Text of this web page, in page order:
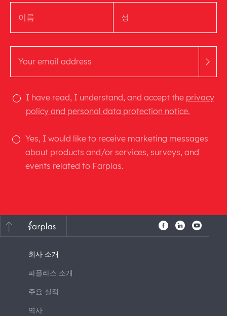
I have read, I understand, and accept the privacy
policy and personal data protection notice.
Yes, I would like to receive marketing messages
about products and/or services, surveys, and
events related to Farplas.
회사 소개
파플라스 소개
주요 실적
역사